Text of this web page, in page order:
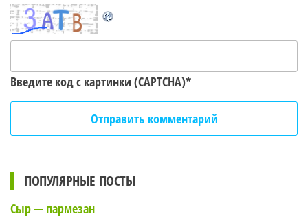
Введите код с картинки (CAPTCHA)*
ПОПУЛЯРНЫЕ ПОСТЫ
Сыр — пармезан